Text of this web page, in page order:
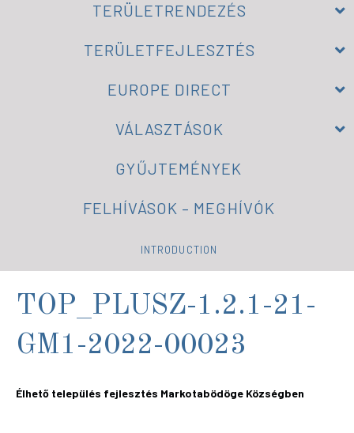
TERÜLETRENDEZÉS
TERÜLETFEJLESZTÉS
EUROPE DIRECT
VÁLASZTÁSOK
GYŰJTEMÉNYEK
FELHÍVÁSOK – MEGHÍVÓK
INTRODUCTION
TOP_PLUSZ-1.2.1-21-
GM1-2022-00023
Élhető település fejlesztés Markotabödöge Községben